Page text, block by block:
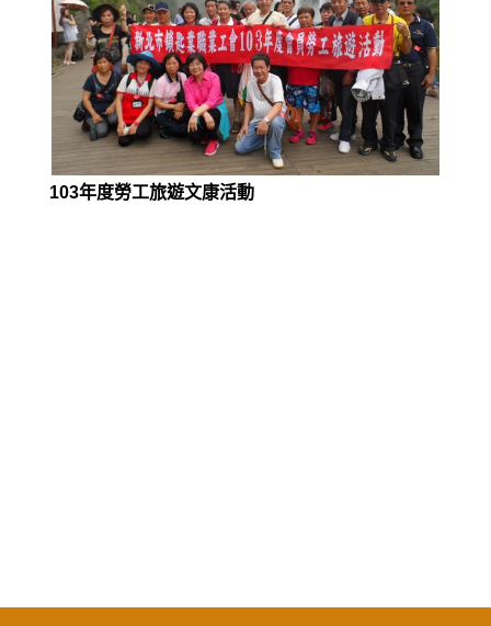
103年度勞工旅遊文康活動